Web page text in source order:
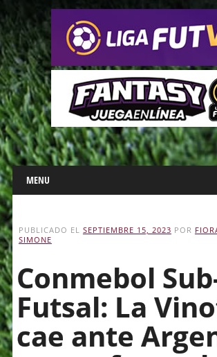
Main menu
Skip
to
content
MENU
PUBLICADO EL SEPTIEMBRE 15, 2023 POR
SIMONE
Conmebol
Futsal: La
cae ante